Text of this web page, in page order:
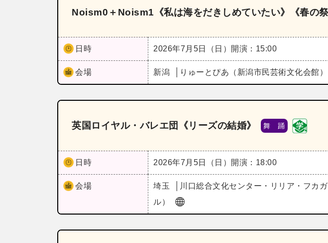
Noism0＋Noism1《私は海をだきしめていたい》《春の祭
日時 2026年7月5日（日） 開演：15:00
会場 新潟 りゅーとぴあ（新潟市民芸術文化会館
英国ロイヤル・バレエ団《リーズの結婚》 舞 踊
日時 2026年7月5日（日） 開演：18:00
会場 埼玉
川口総合文化センター・リリア・フカ
ル）